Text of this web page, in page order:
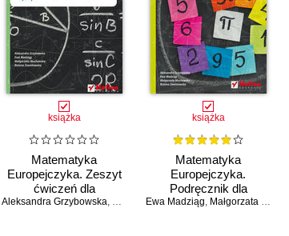
Bożena Zawistowska
,Aleksandra Grzybowska Bożena Zawistowska
książka
Matematyka
Europejczyka. Zeszyt
ćwiczeń dla
gimnazjum. Klasa 1.
Aleksandra Grzybowska, Ewa Madziąg,Małgorzata Muchowska
książka
Matematyka
Europejczyka.
Podręcznik dla
gimnazjum. Klasa 1
Ewa Madziąg, Małgorzata Muchowska